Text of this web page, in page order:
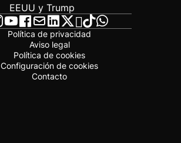
EEUU y Trump
Política de privacidad
Aviso legal
Política de cookies
Configuración de cookies
Contacto